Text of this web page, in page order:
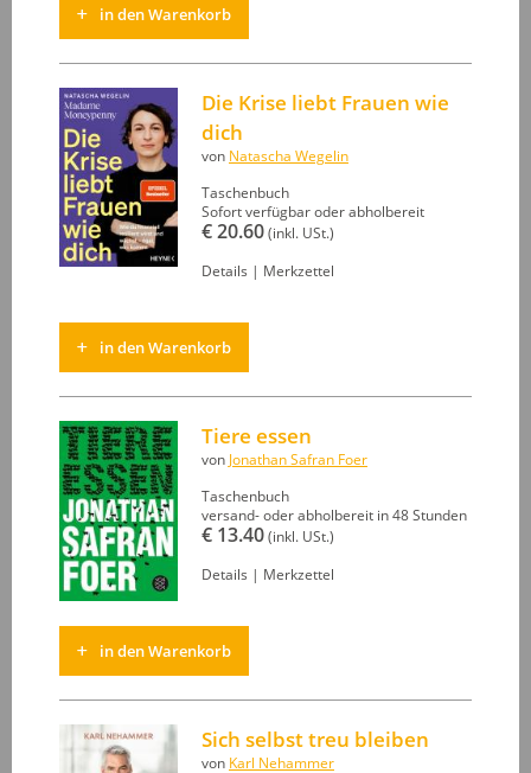
in den Warenkorb
Die Krise liebt Frauen wie
dich
von Natascha Wegelin
Taschenbuch
Sofort verfügbar oder abholbereit
€ 20.60 (inkl. USt.)
Details | Merkzettel
in den Warenkorb
Tiere essen
von Jonathan Safran Foer
Taschenbuch
versand- oder abholbereit in 48 Stunden
€ 13.40 (inkl. USt.)
Details | Merkzettel
in den Warenkorb
Sich selbst treu bleiben
von Karl Nehammer